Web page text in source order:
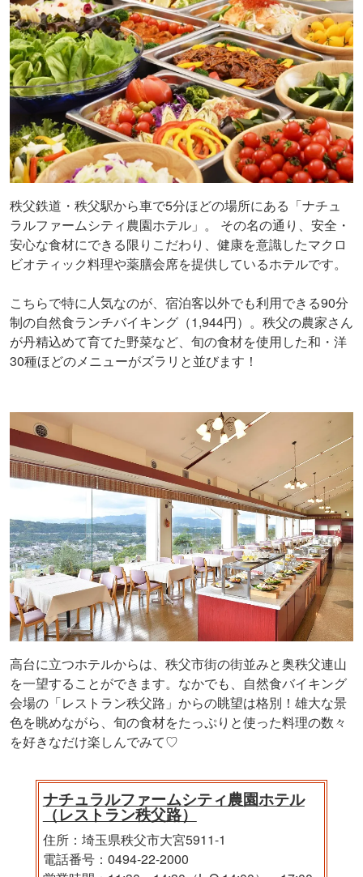
秩父鉄道・秩父駅から車で5分ほどの場所にある「ナチュ
ラルファームシティ農園ホテル」。 その名の通り、安全・
安心な食材にできる限りこだわり、健康を意識したマクロ
ビオティック料理や薬膳会席を提供しているホテルです。
こちらで特に人気なのが、宿泊客以外でも利用できる90分
制の自然食ランチバイキング（1,944円）。秩父の農家さん
が丹精込めて育てた野菜など、旬の食材を使用した和・洋
30種ほどのメニューがズラリと並びます！
高台に立つホテルからは、秩父市街の街並みと奥秩父連山
を一望することができます。なかでも、自然食バイキング
会場の「レストラン秩父路」からの眺望は格別！雄大な景
色を眺めながら、旬の食材をたっぷりと使った料理の数々
を好きなだけ楽しんでみて♡
ナチュラルファームシティ農園ホテル
（レストラン秩父路）
住所：埼玉県秩父市大宮5911-1
電話番号：0494-22-2000